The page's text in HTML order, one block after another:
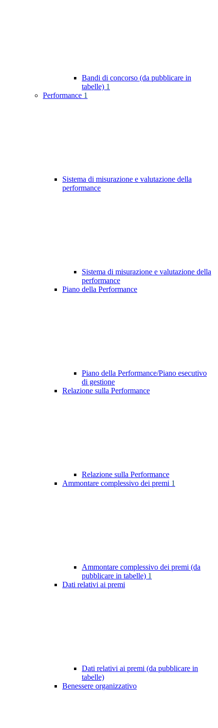
Bandi di concorso (da pubblicare in
tabelle) 1
Performance 1
Sistema di misurazione e valutazione della
performance
Sistema di misurazione e valutazione della
performance
Piano della Performance
Piano della Performance/Piano esecutivo
di gestione
Relazione sulla Performance
Relazione sulla Performance
Ammontare complessivo dei premi 1
Ammontare complessivo dei premi (da
pubblicare in tabelle) 1
Dati relativi ai premi
Dati relativi ai premi (da pubblicare in
tabelle)
Benessere organizzativo